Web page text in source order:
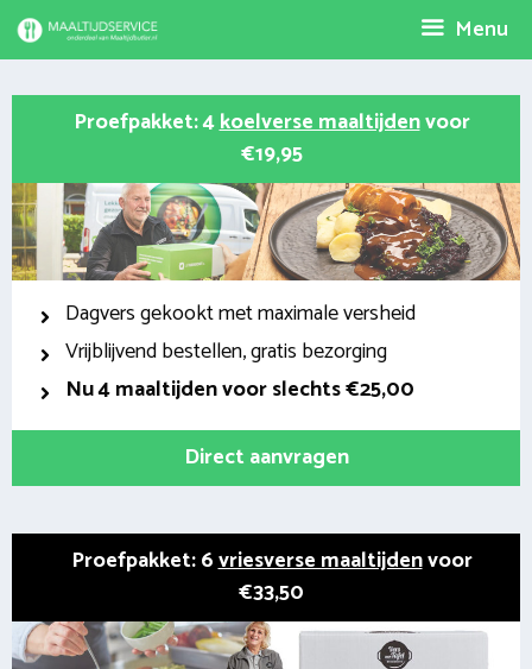
Spring
naar
Menu
Proefpakket: 4koelverse maaltijdenvoor
€19,95
Dagvers gekookt met maximale versheid
Vrijblijvend bestellen, gratis bezorging
Nu4 maaltijden voor slechts €25,00
Direct aanvragen
Proefpakket: 6vriesverse maaltijdenvoor
€33,50